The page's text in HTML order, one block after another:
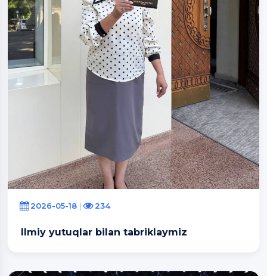
2026-05-18 234
Ilmiy yutuqlar bilan tabriklaymiz